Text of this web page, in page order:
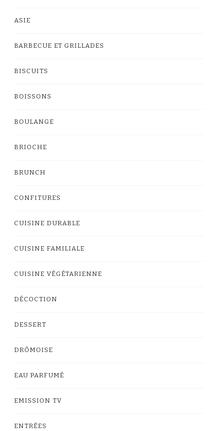
ASIE
BARBECUE ET GRILLADES
BISCUITS
BOISSONS
BOULANGE
BRIOCHE
BRUNCH
CONFITURES
CUISINE DURABLE
CUISINE FAMILIALE
CUISINE VÉGÉTARIENNE
DÉCOCTION
DESSERT
DRÔMOISE
EAU PARFUMÉ
EMISSION TV
ENTRÉES